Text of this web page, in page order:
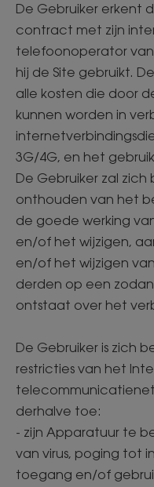
De Gebruiker erkent
contract met zijn
telefoonoperator
hij de Site gebruikt.
alle kosten die door
kunnen worden in
3G/4G, en het
De Gebruiker zal
onthouden van het
de goede werking
en/of het wijzigen,
en/of het wijzigen
derden op een
ontstaat over het
De Gebruiker is zich
restricties van het
derhalve toe:
- zijn Apparatuur te
van virus, poging tot
toegang en/of